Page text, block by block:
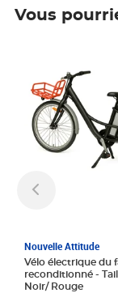
Vous
Nouvelle Attitude
Vélo électrique du
reconditionné - Taille normale -
Noir/ Rouge